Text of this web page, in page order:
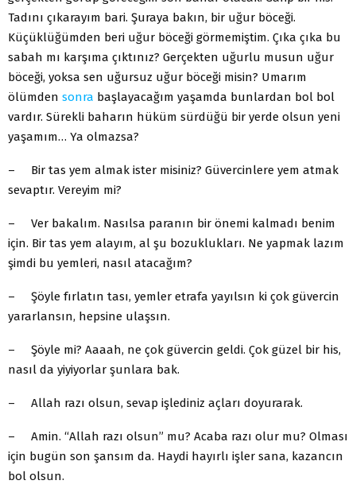
Tadını çıkarayım bari. Şuraya bakın, bir uğur böceği.
Küçüklüğümden beri uğur böceği görmemiştim. Çıka çıka bu
sabah mı karşıma çıktınız? Gerçekten uğurlu musun uğur
böceği, yoksa sen uğursuz uğur böceği misin? Umarım
ölümden sonra başlayacağım yaşamda bunlardan bol bol
vardır. Sürekli baharın hüküm sürdüğü bir yerde olsun yeni
yaşamım… Ya olmazsa?
– Bir tas yem almak ister misiniz? Güvercinlere yem atmak
sevaptır. Vereyim mi?
– Ver bakalım. Nasılsa paranın bir önemi kalmadı benim
için. Bir tas yem alayım, al şu bozuklukları. Ne yapmak lazım
şimdi bu yemleri, nasıl atacağım?
– Şöyle fırlatın tası, yemler etrafa yayılsın ki çok güvercin
yararlansın, hepsine ulaşsın.
– Şöyle mi? Aaaah, ne çok güvercin geldi. Çok güzel bir his,
nasıl da yiyiyorlar şunlara bak.
– Allah razı olsun, sevap işlediniz açları doyurarak.
– Amin. “Allah razı olsun” mu? Acaba razı olur mu? Olması
için bugün son şansım da. Haydi hayırlı işler sana, kazancın
bol olsun.